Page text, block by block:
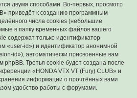
двумя способами. Во-первых, просмотр
приведёт к созданию программным
числа cookies (небольшие
в папку временных файлов вашего
содержат только идентификатор
«user-id») и идентификатор анонимной
id»), автоматически присвоенные вам
Третья cookie будет создана после
«HONDA VTX VT (Fury) CLUB» и
информации о прочтённых вами
удобство работы с форумами.